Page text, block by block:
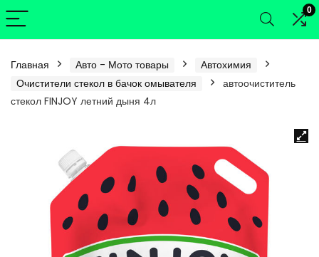
0
Главная Авто - Мото товары
Автохимия
Очистители стекол в бачок омывателя
автоочиститель
стекол FINJOY летний дыня 4л